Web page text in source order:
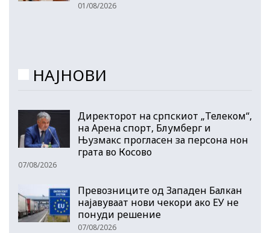
01/08/2026
НАЈНОВИ
Директорот на српскиот „Телеком“,
на Арена спорт, Блумберг и
Њузмакс прогласен за персона нон
грата во Косово
07/08/2026
Превозниците од Западен Балкан
најавуваат нови чекори ако ЕУ не
понуди решение
07/08/2026